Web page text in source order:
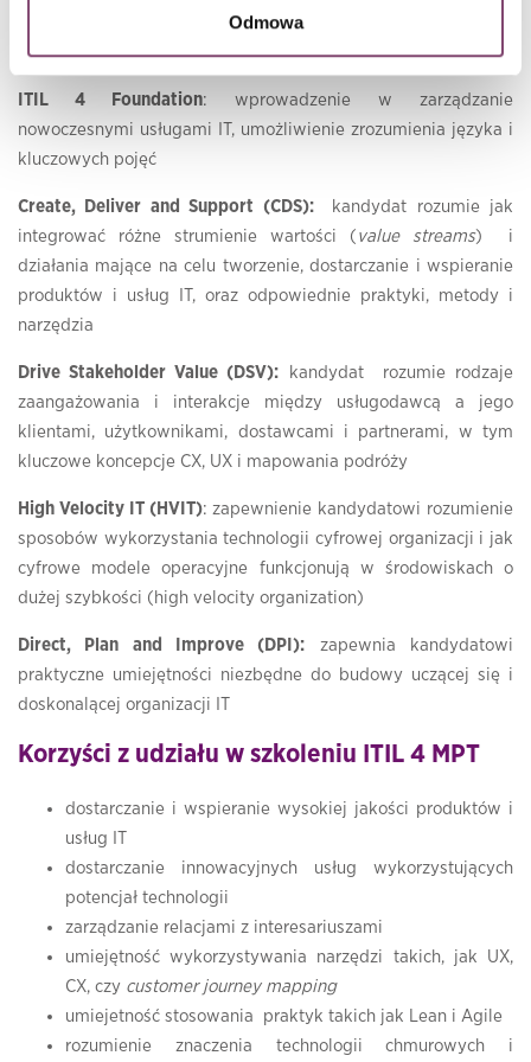
Odmowa
przedstawionych w ITIL 4, aby otrzymać tytuł ITIL 4 Managing
Professional:
ITIL 4 Foundation: wprowadzenie w zarządzanie
nowoczesnymi usługami IT, umożliwienie zrozumienia języka i
kluczowych pojęć
Create, Deliver and Support (CDS):
kandydat rozumie jak
integrować różne strumienie wartości ( value streams) i
działania mające na celu tworzenie, dostarczanie i wspieranie
produktów i usług IT, oraz odpowiednie praktyki, metody i
narzędzia
Drive Stakeholder Value (DSV): kandydat rozumie rodzaje
zaangażowania i interakcje między usługodawcą a jego
klientami, użytkownikami, dostawcami i partnerami, w tym
kluczowe koncepcje CX, UX i mapowania podróży
High Velocity IT (HVIT): zapewnienie kandydatowi rozumienie
sposobów wykorzystania technologii cyfrowej organizacji i jak
cyfrowe modele operacyjne funkcjonują w środowiskach o
dużej szybkości (high velocity organization)
Direct, Plan and Improve (DPI): zapewnia kandydatowi
praktyczne umiejętności niezbędne do budowy uczącej się i
doskonalącej organizacji IT
Korzyści z udziału w szkoleniu ITIL 4 MPT
dostarczanie i wspieranie wysokiej jakości produktów i
usług IT
dostarczanie innowacyjnych usług wykorzystujących
potencjał technologii
zarządzanie relacjami z interesariuszami
umiejętność wykorzystywania narzędzi takich, jak UX,
CX, czy customer journey mapping
umiejetność stosowania praktyk takich jak Lean i Agile
rozumienie znaczenia technologii chmurowych i